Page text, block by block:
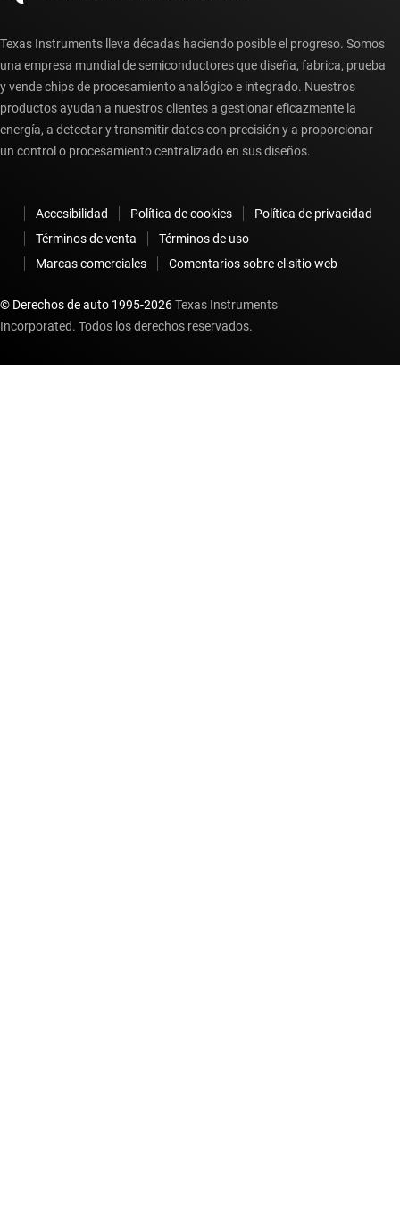
Texas Instruments lleva décadas haciendo posible el progreso. Somos
una empresa mundial de semiconductores que diseña, fabrica, prueba
y vende chips de procesamiento analógico e integrado. Nuestros
productos ayudan a nuestros clientes a gestionar eficazmente la
energía, a detectar y transmitir datos con precisión y a proporcionar
un control o procesamiento centralizado en sus diseños.
Accesibilidad Política de cookies
Política de privacidad
Términos de venta
Términos de uso
Marcas comerciales
Comentarios sobre el sitio web
© Derechos de auto 1995-2026Texas Instruments
Incorporated. Todos los derechos reservados.